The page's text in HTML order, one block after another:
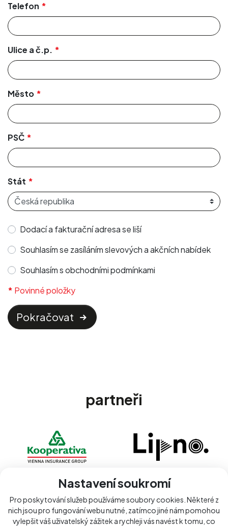
Nastavení soukromí
Pro poskytování služeb používáme soubory cookies. Některé z
nich jsou pro fungování webu nutné, zatímco jiné nám pomohou
vylepšit váš uživatelský zážitek a rychleji vás navést k tomu, co
Telefon
Ulice a č.p.
Město
PSČ
Stát
Dodací a fakturační adresa se liší
Souhlasím se zasíláním slevových a akčních nabídek
Souhlasím s obchodními podmínkami
Povinné položky
Pokračovat
partneři